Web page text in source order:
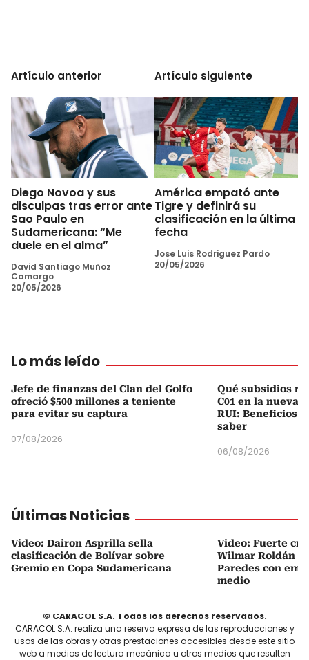
Artículo anterior
Diego Novoa y sus
disculpas tras error ante
Sao Paulo en
Sudamericana: “Me
duele en el alma”
David Santiago Muñoz
Camargo
20/05/2026
Artículo siguiente
América empató ante
Tigre y definirá su
clasificación en la última
fecha
Jose Luis Rodriguez Pardo
20/05/2026
Lo más leído
Jefe de finanzas del Clan del Golfo
ofreció $500 millones a teniente
para evitar su captura
07/08/2026
Qué subsidios
C01 en la nueva
RUI: Beneficios
saber
06/08/2026
Últimas Noticias
Video: Dairon Asprilla sella
clasificación de Bolívar sobre
Gremio en Copa Sudamericana
Video: Fuerte
Wilmar Roldán y
Paredes con
medio
© CARACOL S.A. Todos los derechos reservados.
CARACOL S.A. realiza una reserva expresa de las reproducciones y
usos de las obras y otras prestaciones accesibles desde este sitio
web a medios de lectura mecánica u otros medios que resulten